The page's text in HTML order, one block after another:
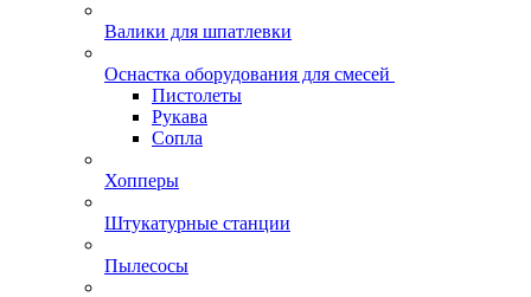
Валики для шпатлевки
Оснастка оборудования для смесей
Пистолеты
Рукава
Сопла
Хопперы
Штукатурные станции
Пылесосы